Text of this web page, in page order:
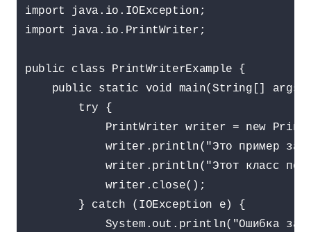
import java.io.IOException;
import java.io.PrintWriter;
public class PrintWriterExample {
public static void main(String[] args)
        try {
PrintWriter writer = new
writer.println("Это пример
writer.println("Этот класс
            writer.close();
        } catch (IOException e) {
System.out.println("Ошибка